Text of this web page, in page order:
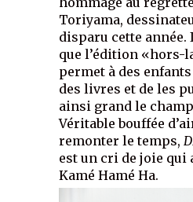
Toriyama,
disparu cette
que l’édition «hors-
permet à des
des livres et de les
ainsi grand le
Véritable bouffée
remonter le temps,
est un cri de joie qui
Kamé Hamé Ha.